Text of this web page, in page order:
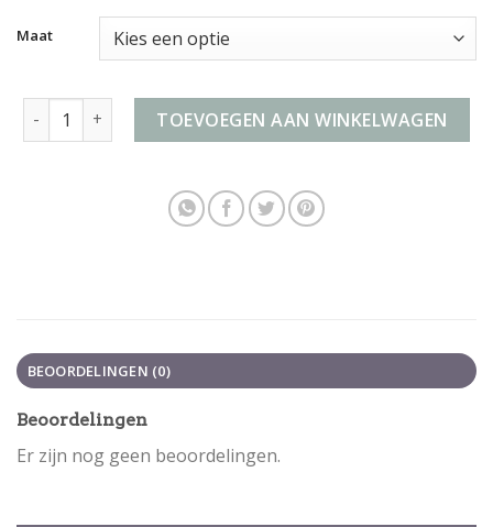
Maat
goedkope handbagage koffer aantal
TOEVOEGEN AAN WINKELWAGEN
BEOORDELINGEN (0)
Beoordelingen
Er zijn nog geen beoordelingen.